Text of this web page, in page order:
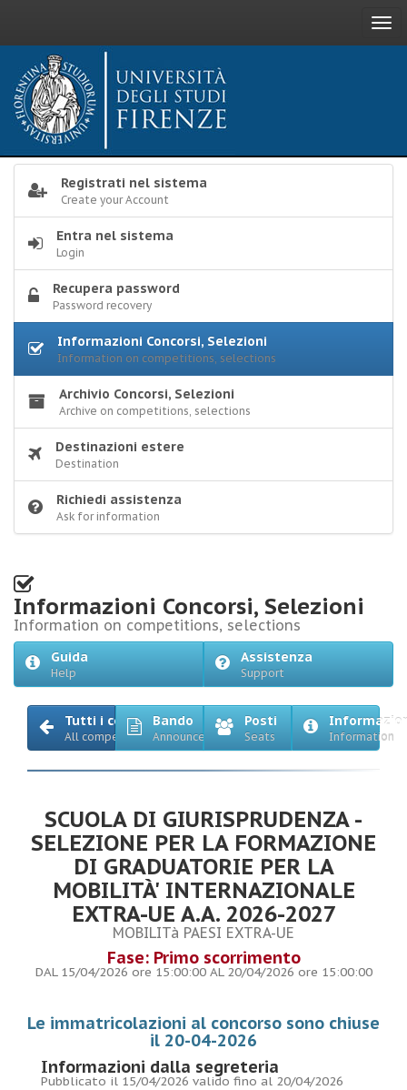
Registrati nel sistema
Create your Account
Entra nel sistema
Login
Recupera password
Password recovery
Informazioni Concorsi, Selezioni
Information on competitions, selections
Archivio Concorsi, Selezioni
Archive on competitions, selections
Destinazioni estere
Destination
Richiedi assistenza
Ask for information
Informazioni Concorsi, Selezioni
Information on competitions, selections
Guida
Help
Assistenza
Support
Tutti i concorsi
All competitions
Bando
Announcement
Posti
Seats Information
SCUOLA DI GIURISPRUDENZA -
SELEZIONE PER LA FORMAZIONE
DI GRADUATORIE PER LA
MOBILITÀ' INTERNAZIONALE
EXTRA-UE A.A. 2026-2027
MOBILITà PAESI EXTRA-UE
Fase: Primo scorrimento
DAL 15/04/2026 ore 15:00:00 AL 20/04/2026 ore 15:00:00
Le immatricolazioni al concorso sono chiuse
il 20-04-2026
Informazioni dalla segreteria
Pubblicato il 15/04/2026 valido fino al 20/04/2026